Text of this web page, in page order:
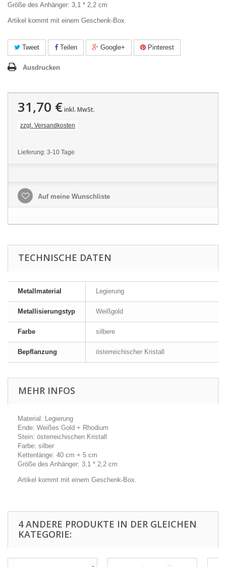
Größe des Anhänger: 3,1 * 2,2 cm
Artikel kommt mit einem Geschenk-Box.
Tweet Teilen Google+ Pinterest
Ausdrucken
31,70 €inkl. MwSt.
zzgl. Versandkosten
Lieferung: 3-10 Tage
Auf meine Wunschliste
TECHNISCHE DATEN
Metallmaterial Legierung
Metallisierungstyp Weißgold
Farbe silbere
Bepflanzung österreichischer Kristall
MEHR INFOS
Material: Legierung
Ende: Weißes Gold + Rhodium
Stein: österreichischen Kristall
Farbe: silber
Kettenlänge: 40 cm + 5 cm
Größe des Anhänger: 3,1 * 2,2 cm
Artikel kommt mit einem Geschenk-Box.
4 ANDERE PRODUKTE IN DER GLEICHEN
KATEGORIE: